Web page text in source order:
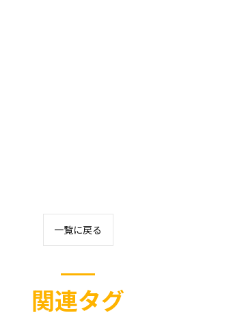
一覧に戻る
関連タグ